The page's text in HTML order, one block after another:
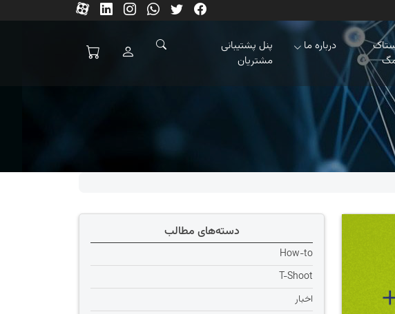
درباره ما
پنل پشتیبانی
مشتریان
دسته‌های مطالب
How-to
T-Shoot
اخبار